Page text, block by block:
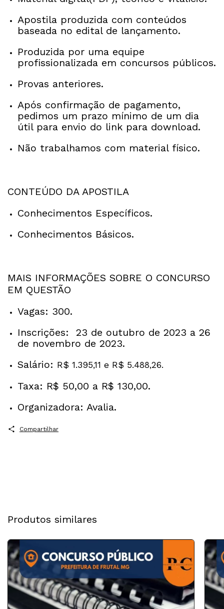
Apostila produzida com conteúdos
baseada no edital de lançamento.
Produzida por uma equipe
profissionalizada em concursos públicos.
Provas anteriores.
Após confirmação de pagamento,
pedimos um prazo mínimo de um dia
útil para envio do link para download.
Não trabalhamos com material físico.
CONTEÚDO DA APOSTILA
Conhecimentos Específicos.
Conhecimentos Básicos.
MAIS INFORMAÇÕES SOBRE O CONCURSO
EM QUESTÃO
Vagas: 300.
Inscrições: 23 de outubro de 2023 a 26
de novembro de 2023.
Salário: R$ 1.395,11 e R$ 5.488,26.
Taxa: R$ 50,00 a R$ 130,00.
Organizadora: Avalia.
Compartilhar
Produtos similares